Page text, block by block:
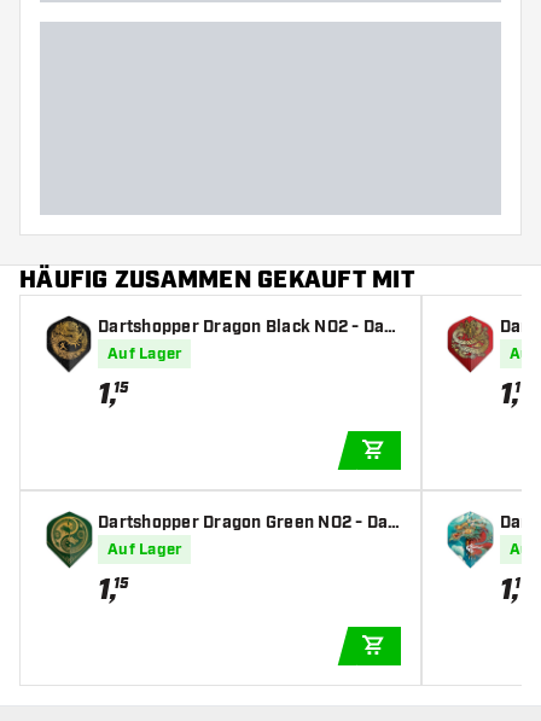
HÄUFIG ZUSAMMEN GEKAUFT MIT
Dartshopper Dragon Black NO2 - Dart
Flights
Auf Lager
1,15
Dartshopper Dragon Green NO2 - Dar
t Flights
Auf Lager
1,15
Auf
1,15
Auf
1,15